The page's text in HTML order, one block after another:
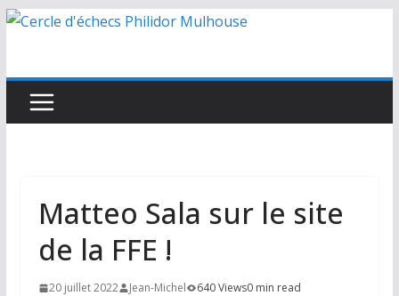
Passer
Matteo Sala sur le site
de la FFE !
20 juillet 2022 Jean-Michel 640 Views0 min read